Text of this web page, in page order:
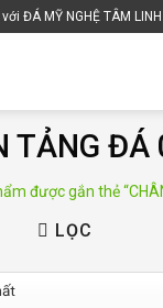
ĐÁ MỸ NGHỆ TÂM LINH
TẢNG ĐÁ
được gắn thẻ
LỌC